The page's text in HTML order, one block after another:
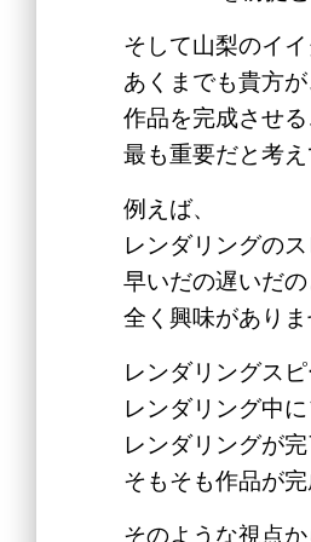
そして山梨のイイ
あくまでも貴方が
作品を完成させる
最も重要だと考え
例えば、
レンダリングの
早いだの遅いだの
全く興味がありま
レンダリングス
レンダリング中
レンダリングが
そもそも作品が完
そのような視点か